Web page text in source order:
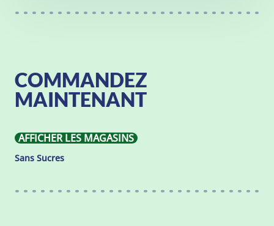
COMMANDEZ
MAINTENANT
AFFICHER LES MAGASINS
Sans Sucres